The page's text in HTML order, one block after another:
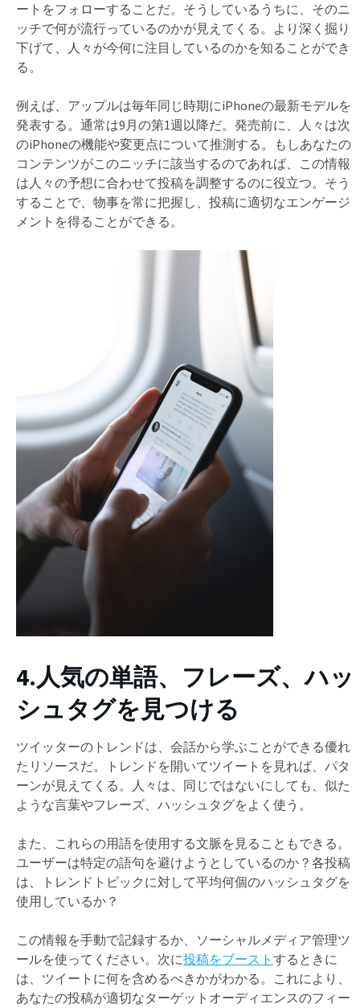
ートをフォローすることだ。そうしているうちに、そのニ
ッチで何が流行っているのかが見えてくる。より深く掘り
下げて、人々が今何に注目しているのかを知ることができ
る。
例えば、アップルは毎年同じ時期にiPhoneの最新モデルを
発表する。通常は9月の第1週以降だ。発売前に、人々は次
のiPhoneの機能や変更点について推測する。もしあなたの
コンテンツがこのニッチに該当するのであれば、この情報
は人々の予想に合わせて投稿を調整するのに役立つ。そう
することで、物事を常に把握し、投稿に適切なエンゲージ
メントを得ることができる。
4.人気の単語、フレーズ、ハッ
シュタグを見つける
ツイッターのトレンドは、会話から学ぶことができる優れ
たリソースだ。トレンドを開いてツイートを見れば、パタ
ーンが見えてくる。人々は、同じではないにしても、似た
ような言葉やフレーズ、ハッシュタグをよく使う。
また、これらの用語を使用する文脈を見ることもできる。
ユーザーは特定の語句を避けようとしているのか？各投稿
は、トレンドトピックに対して平均何個のハッシュタグを
使用しているか？
この情報を手動で記録するか、ソーシャルメディア管理ツ
ールを使ってください。次に投稿をブースト するときに
は、ツイートに何を含めるべきかがわかる。これにより、
あなたの投稿が適切なターゲットオーディエンスのフィー